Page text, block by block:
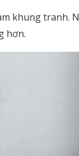
khung tranh.
hơn.